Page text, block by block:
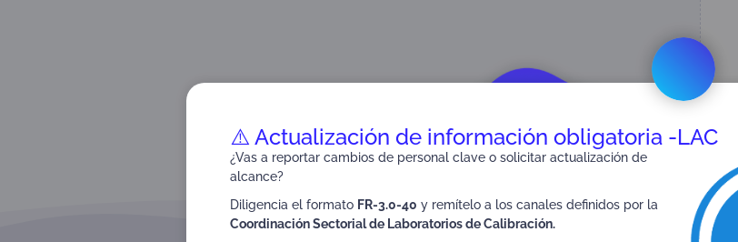
⚠️ Actualización de información obligatoria -LAC
¿Vas a reportar cambios de personal clave o solicitar actualización de
alcance?
Diligencia el formato FR-3.0-40 y remítelo a los canales definidos por la
Coordinación Sectorial de Laboratorios de Calibración.